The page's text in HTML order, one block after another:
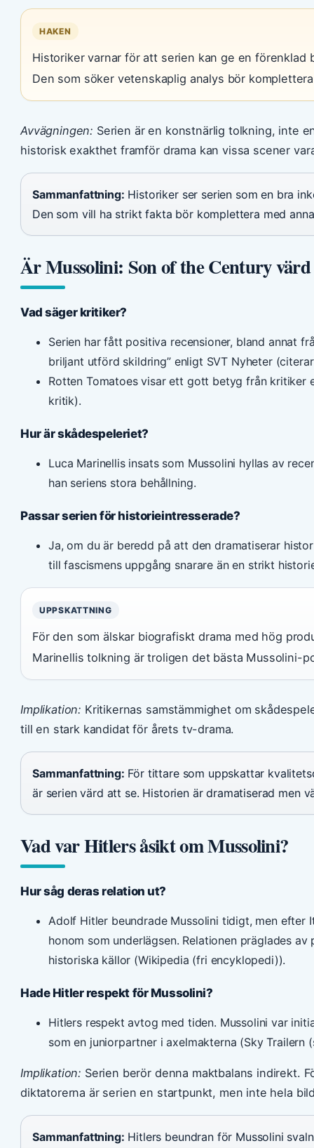
HAKEN
Historiker varnar för att serien kan ge en förenklad
Den som söker vetenskaplig analys bör
Avvägningen: Serien är en konstnärlig tolkning, inte
historisk exakthet framför drama kan vissa scener
Sammanfattning: Historiker ser serien som en bra
Den som vill ha strikt fakta bör komplettera med
Är Mussolini: Son of the Century värd
Vad säger kritiker?
Serien har fått positiva recensioner, bland annat
briljant utförd skildring” enligt SVT Nyheter
Rotten Tomatoes visar ett gott betyg från kritiker
kritik).
Hur är skådespeleriet?
Luca Marinellis insats som Mussolini hyllas av
han seriens stora behållning.
Passar serien för historieintresserade?
Ja, om du är beredd på att den dramatiserar
till fascismens uppgång snarare än en strikt
UPPSKATTNING
För den som älskar biografiskt drama med hög
Marinellis tolkning är troligen det bästa Mussolini-
Implikation: Kritikernas samstämmighet om
till en stark kandidat för årets tv-drama.
Sammanfattning: För tittare som uppskattar
är serien värd att se. Historien är dramatiserad men
Vad var Hitlers åsikt om Mussolini?
Hur såg deras relation ut?
Adolf Hitler beundrade Mussolini tidigt, men efter
honom som underlägsen. Relationen präglades
historiska källor (Wikipedia (fri encyklopedi)).
Hade Hitler respekt för Mussolini?
Hitlers respekt avtog med tiden. Mussolini var
som en juniorpartner i axelmakterna (Sky Trailern
Implikation: Serien berör denna maktbalans indirekt.
diktatorerna är serien en startpunkt, men inte hela
Sammanfattning: Hitlers beundran för Mussolini